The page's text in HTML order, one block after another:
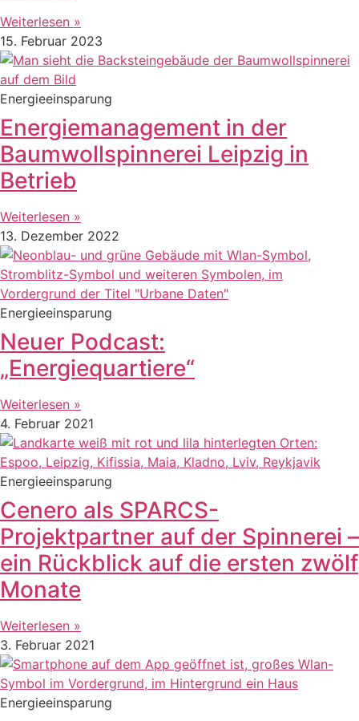
Weiterlesen »
15. Februar 2023
Energieeinsparung
Energiemanagement in der
Baumwollspinnerei Leipzig in
Betrieb
Weiterlesen »
13. Dezember 2022
Energieeinsparung
Neuer Podcast:
„Energiequartiere“
Weiterlesen »
4. Februar 2021
Energieeinsparung
Cenero als SPARCS-
Projektpartner auf der Spinnerei –
ein Rückblick auf die ersten zwölf
Monate
Weiterlesen »
3. Februar 2021
Energieeinsparung